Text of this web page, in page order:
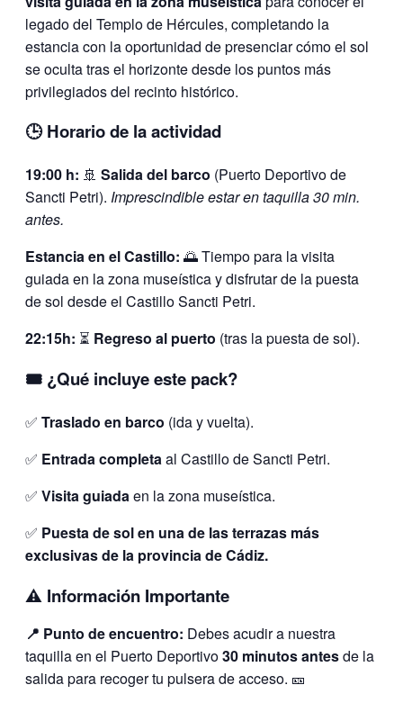
legado del Templo de Hércules, completando la
estancia con la oportunidad de presenciar cómo el sol
se oculta tras el horizonte desde los puntos más
privilegiados del recinto histórico.
🕒 Horario de la actividad
19:00 h: 🚢 Salida del barco (Puerto Deportivo de
Sancti Petri). Imprescindible estar en taquilla 30 min.
antes.
Estancia en el Castillo: 🌅 Tiempo para la visita
guiada en la zona museística y disfrutar de la puesta
de sol desde el Castillo Sancti Petri.
22:15h: ⏳ Regreso al puerto (tras la puesta de sol).
🎟️ ¿Qué incluye este pack?
✅ Traslado en barco (ida y vuelta).
✅ Entrada completaal Castillo de Sancti Petri.
✅ Visita guiadaen la zona museística.
✅ Puesta de sol en una de las terrazas más
exclusivas de la provincia de Cádiz.
⚠️ Información Importante
📍 Punto de encuentro: Debes acudir a nuestra
taquilla en el Puerto Deportivo30 minutos antesde la
salida para recoger tu pulsera de acceso. 🎫